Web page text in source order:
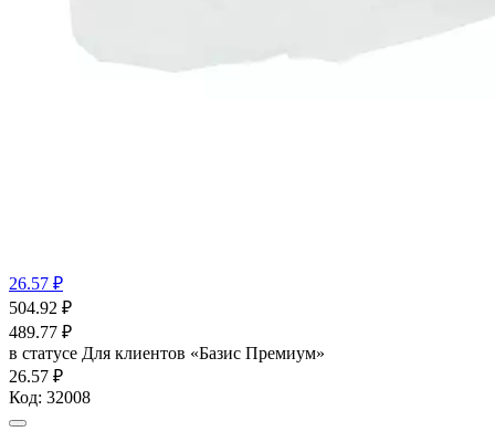
26.57 ₽
504.92 ₽
489.77 ₽
в статусе Для клиентов «Базис Премиум»
26.57 ₽
Код: 32008